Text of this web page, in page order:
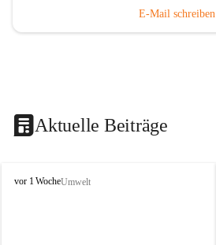
E-Mail schreiben
Aktuelle Beiträge
V
vor 1 WocheUmwelt